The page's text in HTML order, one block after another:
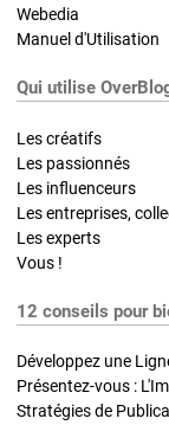
Webedia
Manuel d'Utilisation
Qui utilise
Les créatifs
Les passionnés
Les influenceurs
Les entreprises,
Les experts
Vous !
12 conseils pour
Développez une
Présentez-vous :